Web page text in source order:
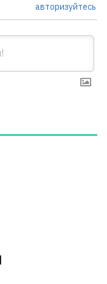
авторизуйтесь